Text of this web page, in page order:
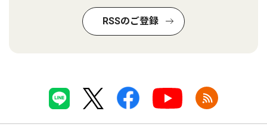
RSSのご登録